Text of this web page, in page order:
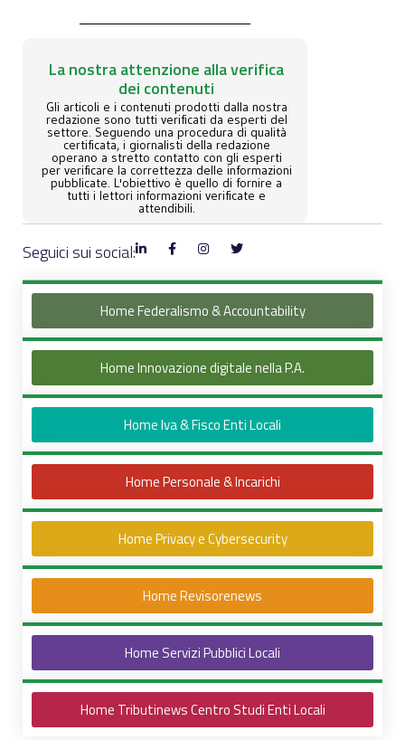
La nostra attenzione alla verifica
dei contenuti
Gli articoli e i contenuti prodotti dalla nostra
redazione sono tutti verificati da esperti del
settore. Seguendo una procedura di qualità
certificata, i giornalisti della redazione
operano a stretto contatto con gli esperti
per verificare la correttezza delle informazioni
pubblicate. L'obiettivo è quello di fornire a
tutti i lettori informazioni verificate e
attendibili.
Seguici sui social:
Home Federalismo & Accountability
Home Innovazione digitale nella P.A.
Home Iva & Fisco Enti Locali
Home Personale & Incarichi
Home Privacy e Cybersecurity
Home Revisorenews
Home Servizi Pubblici Locali
Home Tributinews Centro Studi Enti Locali